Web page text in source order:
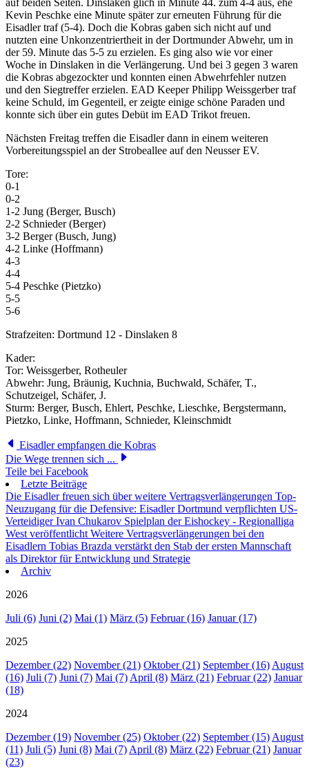
Kevin Peschke eine Minute später zur erneuten Führung für die
Eisadler traf (5-4). Doch die Kobras gaben sich nicht auf und
nutzten eine Unkonzentriertheit in der Dortmunder Abwehr, um in
der 59. Minute das 5-5 zu erzielen. Es ging also wie vor einer
Woche in Dinslaken in die Verlängerung. Und bei 3 gegen 3 waren
die Kobras abgezockter und konnten einen Abwehrfehler nutzen
und den Siegtreffer erzielen. EAD Keeper Philipp Weissgerber traf
keine Schuld, im Gegenteil, er zeigte einige schöne Paraden und
konnte sich über ein gutes Debüt im EAD Trikot freuen.
Nächsten Freitag treffen die Eisadler dann in einem weiteren
Vorbereitungsspiel an der Strobeallee auf den Neusser EV.
Tore:
0-1
0-2
1-2 Jung (Berger, Busch)
2-2 Schnieder (Berger)
3-2 Berger (Busch, Jung)
4-2 Linke (Hoffmann)
4-3
4-4
5-4 Peschke (Pietzko)
5-5
5-6
Strafzeiten: Dortmund 12 - Dinslaken 8
Kader:
Tor: Weissgerber, Rotheuler
Abwehr: Jung, Bräunig, Kuchnia, Buchwald, Schäfer, T.,
Schutzeigel, Schäfer, J.
Sturm: Berger, Busch, Ehlert, Peschke, Lieschke, Bergstermann,
Pietzko, Linke, Hoffmann, Schnieder, Kleinschmidt
Eisadler empfangen die Kobras
Die Wege trennen sich ...
Teile bei Facebook
Letzte Beiträge
Die Eisadler freuen sich über weitere Vertragsverlängerungen Top-
Neuzugang für die Defensive: Eisadler Dortmund verpflichten US-
Verteidiger Ivan Chukarov Spielplan der Eishockey - Regionalliga
West veröffentlicht Weitere Vertragsverlängerungen bei den
Eisadlern Tobias Brazda verstärkt den Stab der ersten Mannschaft
als Direktor für Entwicklung und Strategie
Archiv
2026
Juli (6) Juni (2) Mai (1) März (5) Februar (16) Januar (17)
2025
Dezember (22) November (21) Oktober (21) September (16) August
(16) Juli (7) Juni (7) Mai (7) April (8) März (21) Februar (22) Januar
(18)
2024
Dezember (19) November (25) Oktober (22) September (15) August
(11) Juli (5) Juni (8) Mai (7) April (8) März (22) Februar (21) Januar
(23)